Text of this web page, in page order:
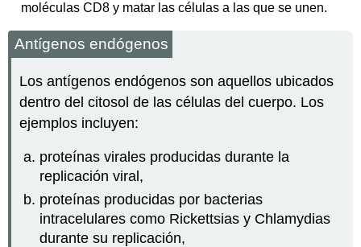
moléculas CD8 y matar las células a las que se unen.
Antígenos endógenos
Los antígenos endógenos son aquellos ubicados
dentro del citosol de las células del cuerpo. Los
ejemplos incluyen:
proteínas virales producidas durante la
replicación viral,
proteínas producidas por bacterias
intracelulares como Rickettsias y Chlamydias
durante su replicación,